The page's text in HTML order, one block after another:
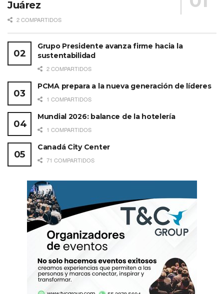
Juárez
2 COMPARTIDOS
Grupo Presidente avanza firme hacia la
sustentabilidad
2 COMPARTIDOS
PCMA prepara a la nueva generación de líderes
1 COMPARTIDOS
Mundial 2026: balance de la hotelería
1 COMPARTIDOS
Canadá City Center
71 COMPARTIDOS